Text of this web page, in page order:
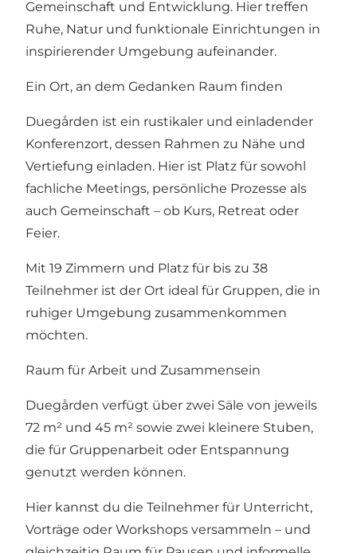
Gemeinschaft und Entwicklung. Hier treffen
Ruhe, Natur und funktionale Einrichtungen in
inspirierender Umgebung aufeinander.
Ein Ort, an dem Gedanken Raum finden
Duegården ist ein rustikaler und einladender
Konferenzort, dessen Rahmen zu Nähe und
Vertiefung einladen. Hier ist Platz für sowohl
fachliche Meetings, persönliche Prozesse als
auch Gemeinschaft – ob Kurs, Retreat oder
Feier.
Mit 19 Zimmern und Platz für bis zu 38
Teilnehmer ist der Ort ideal für Gruppen, die in
ruhiger Umgebung zusammenkommen
möchten.
Raum für Arbeit und Zusammensein
Duegården verfügt über zwei Säle von jeweils
72 m² und 45 m² sowie zwei kleinere Stuben,
die für Gruppenarbeit oder Entspannung
genutzt werden können.
Hier kannst du die Teilnehmer für Unterricht,
Vorträge oder Workshops versammeln – und